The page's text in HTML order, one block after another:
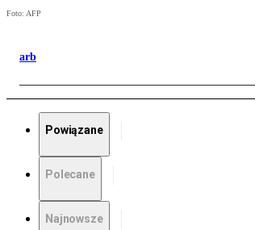
Foto: AFP
arb
Powiązane
Polecane
Najnowsze